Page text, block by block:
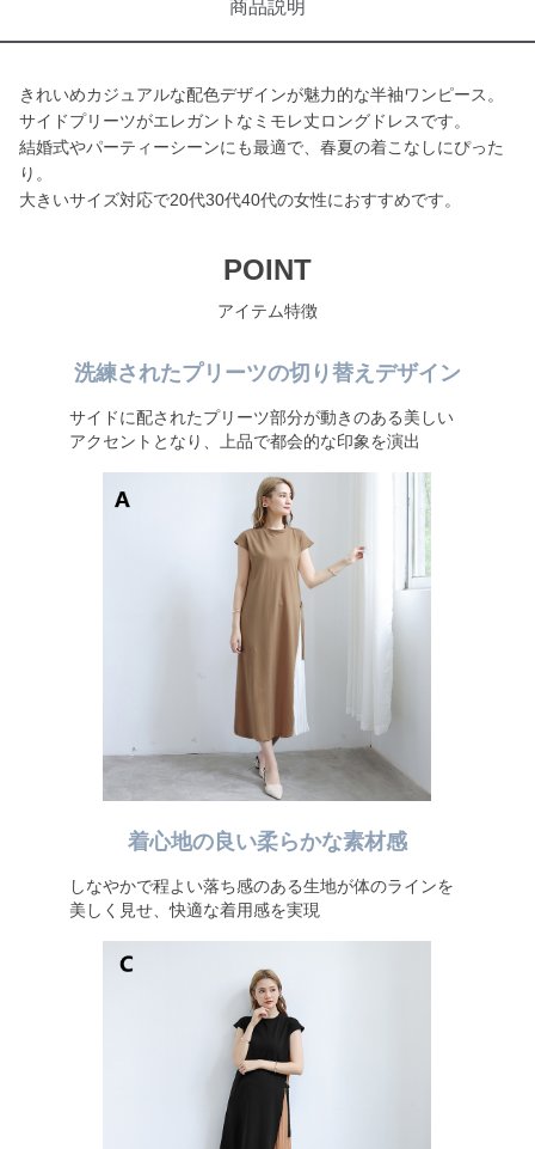
商品説明
きれいめカジュアルな配色デザインが魅力的な半袖ワンピース。
サイドプリーツがエレガントなミモレ丈ロングドレスです。
結婚式やパーティーシーンにも最適で、春夏の着こなしにぴった
り。
大きいサイズ対応で20代30代40代の女性におすすめです。
POINT
アイテム特徴
洗練されたプリーツの切り替えデザイン
サイドに配されたプリーツ部分が動きのある美しい
アクセントとなり、上品で都会的な印象を演出
着心地の良い柔らかな素材感
しなやかで程よい落ち感のある生地が体のラインを
美しく見せ、快適な着用感を実現